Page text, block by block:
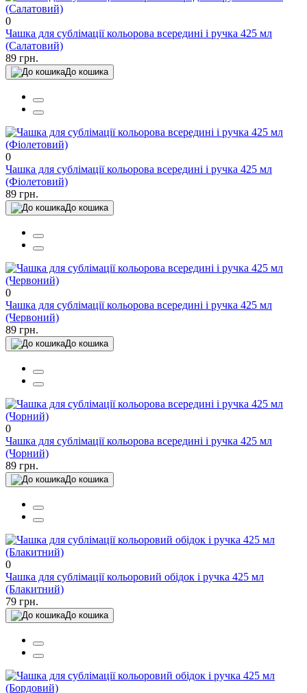
0
Чашка для сублімації кольорова всередині і ручка 425 мл
(Салатовий)
89 грн.
До кошика
0
Чашка для сублімації кольорова всередині і ручка 425 мл
(Фіолетовий)
89 грн.
До кошика
0
Чашка для сублімації кольорова всередині і ручка 425 мл
(Червоний)
89 грн.
До кошика
0
Чашка для сублімації кольорова всередині і ручка 425 мл
(Чорний)
89 грн.
До кошика
0
Чашка для сублімації кольоровий обідок і ручка 425 мл
(Блакитний)
79 грн.
До кошика